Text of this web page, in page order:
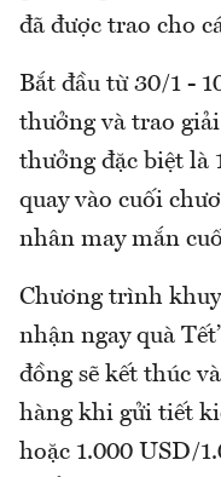
đã được trao cho
Bắt đầu từ 30/1 -
thưởng và trao
thưởng đặc biệt là
quay vào cuối
nhân may mắn
Chương trình
nhận ngay quà
đồng sẽ kết thúc
hàng khi gửi tiết
hoặc 1.000 USD/